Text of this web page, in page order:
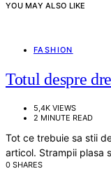
YOU MAY ALSO LIKE
FASHION
Totul despre
5,4K VIEWS
2 MINUTE READ
Tot ce trebuie sa stii
articol. Strampii plasa
0 SHARES